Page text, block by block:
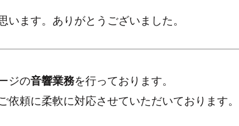
ます。ありがとうございました。
ジの音響業務を行っております。
依頼に柔軟に対応させていただいております。